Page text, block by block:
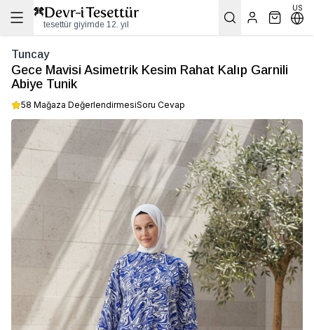
tesettür giyimde 12. yıl
US
Tuncay
Gece Mavisi Asimetrik Kesim Rahat Kalıp Garnili
Abiye Tunik
58 Mağaza DeğerlendirmesiSoru Cevap